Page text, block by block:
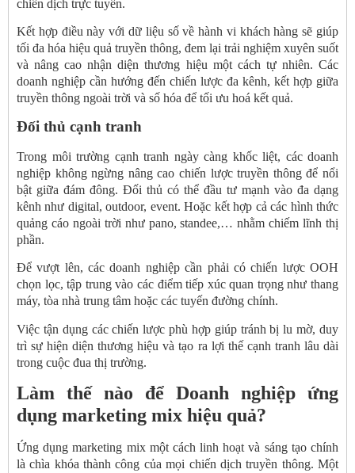
chiến dịch trực tuyến.
Kết hợp điều này với dữ liệu số về hành vi khách hàng sẽ giúp
tối đa hóa hiệu quả truyền thông, đem lại trải nghiệm xuyên suốt
và nâng cao nhận diện thương hiệu một cách tự nhiên. Các
doanh nghiệp cần hướng đến chiến lược đa kênh, kết hợp giữa
truyền thông ngoài trời và số hóa để tối ưu hoá kết quả.
Đối thủ cạnh tranh
Trong môi trường cạnh tranh ngày càng khốc liệt, các doanh
nghiệp không ngừng nâng cao chiến lược truyền thông để nổi
bật giữa đám đông. Đối thủ có thể đầu tư mạnh vào đa dạng
kênh như digital, outdoor, event. Hoặc kết hợp cả các hình thức
quảng cáo ngoài trời như pano, standee,… nhằm chiếm lĩnh thị
phần.
Để vượt lên, các doanh nghiệp cần phải có chiến lược OOH
chọn lọc, tập trung vào các điểm tiếp xúc quan trọng như thang
máy, tòa nhà trung tâm hoặc các tuyến đường chính.
Việc tận dụng các chiến lược phù hợp giúp tránh bị lu mờ, duy
trì sự hiện diện thương hiệu và tạo ra lợi thế cạnh tranh lâu dài
trong cuộc đua thị trường.
Làm thế nào để Doanh nghiệp ứng
dụng marketing mix hiệu quả?
Ứng dụng marketing mix một cách linh hoạt và sáng tạo chính
là chìa khóa thành công của mọi chiến dịch truyền thông. Một